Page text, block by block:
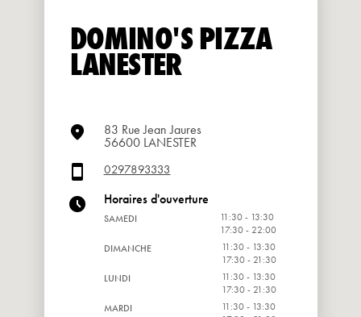
DOMINO'S PIZZA
LANESTER
83 Rue Jean Jaures
56600 LANESTER
0297893333
Horaires d'ouverture
SAMEDI
11:30 - 13:30
17:30 - 22:00
DIMANCHE
11:30 - 13:30
17:30 - 21:30
LUNDI
11:30 - 13:30
17:30 - 21:30
MARDI
11:30 - 13:30